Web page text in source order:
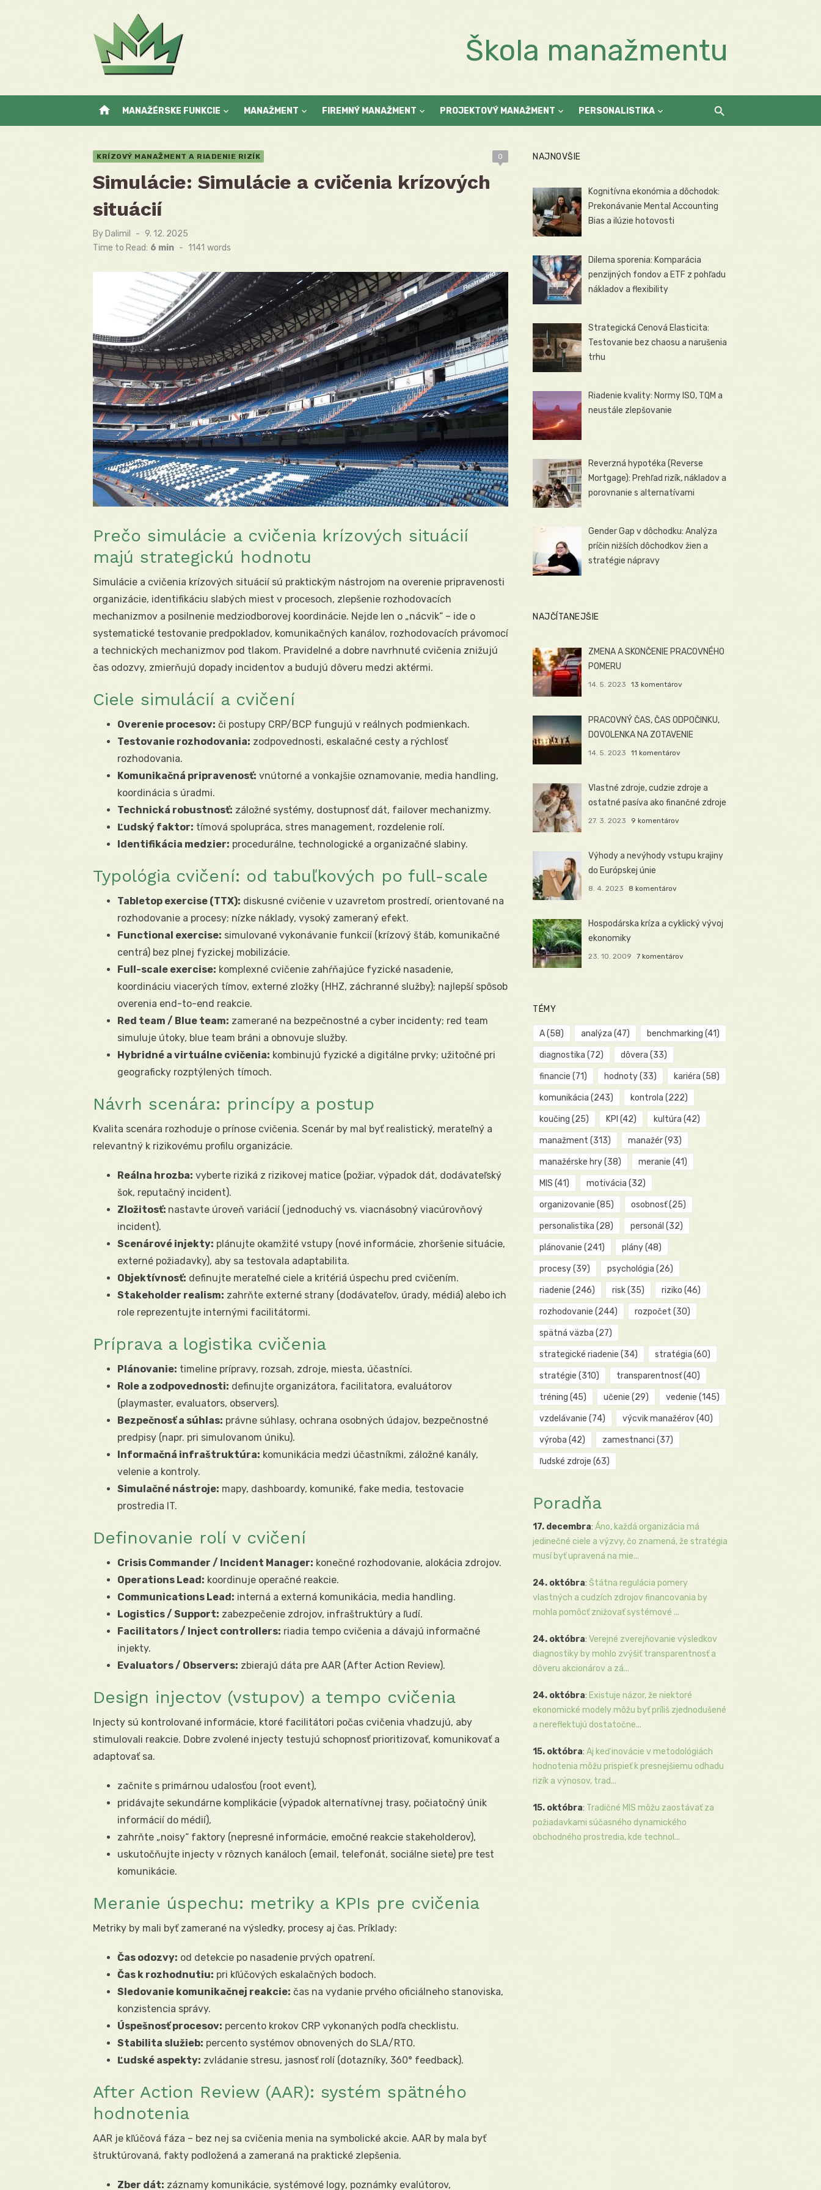
Škola manažmentu
home MANAŽÉRSKE FUNKCIE MANAŽMENT FIREMNÝ MANAŽMENT PROJEKTOVÝ MANAŽMENT PERSONALISTIKA
KRÍZOVÝ MANAŽMENT A RIADENIE RIZÍK 0
Simulácie: Simulácie a cvičenia krízových
situácií
By Dalimil
Posted
on
9. 12. 2025
Time to Read: 6 min - 1141 words
Prečo simulácie a cvičenia krízových situácií
majú strategickú hodnotu
Simulácie a cvičenia krízových situácií sú praktickým nástrojom na overenie pripravenosti
organizácie, identifikáciu slabých miest v procesoch, zlepšenie rozhodovacích
mechanizmov a posilnenie medziodborovej koordinácie. Nejde len o „nácvik“ – ide o
systematické testovanie predpokladov, komunikačných kanálov, rozhodovacích právomocí
a technických mechanizmov pod tlakom. Pravidelné a dobre navrhnuté cvičenia znižujú
čas odozvy, zmierňujú dopady incidentov a budujú dôveru medzi aktérmi.
Ciele simulácií a cvičení
Overenie procesov: či postupy CRP/BCP fungujú v reálnych podmienkach.
Testovanie rozhodovania: zodpovednosti, eskalačné cesty a rýchlosť
rozhodovania.
Komunikačná pripravenosť: vnútorné a vonkajšie oznamovanie, media handling,
koordinácia s úradmi.
Technická robustnosť: záložné systémy, dostupnosť dát, failover mechanizmy.
Ľudský faktor: tímová spolupráca, stres management, rozdelenie rolí.
Identifikácia medzier: procedurálne, technologické a organizačné slabiny.
Typológia cvičení: od tabuľkových po full-scale
Tabletop exercise (TTX): diskusné cvičenie v uzavretom prostredí, orientované na
rozhodovanie a procesy; nízke náklady, vysoký zameraný efekt.
Functional exercise: simulované vykonávanie funkcií (krízový štáb, komunikačné
centrá) bez plnej fyzickej mobilizácie.
Full-scale exercise: komplexné cvičenie zahŕňajúce fyzické nasadenie,
koordináciu viacerých tímov, externé zložky (HHZ, záchranné služby); najlepší spôsob
overenia end-to-end reakcie.
Red team / Blue team: zamerané na bezpečnostné a cyber incidenty; red team
simuluje útoky, blue team bráni a obnovuje služby.
Hybridné a virtuálne cvičenia: kombinujú fyzické a digitálne prvky; užitočné pri
geograficky rozptýlených tímoch.
Návrh scenára: princípy a postup
Kvalita scenára rozhoduje o prínose cvičenia. Scenár by mal byť realistický, merateľný a
relevantný k rizikovému profilu organizácie.
Reálna hrozba: vyberte riziká z rizikovej matice (požiar, výpadok dát, dodávateľský
šok, reputačný incident).
Zložitosť: nastavte úroveň variácií (jednoduchý vs. viacnásobný viacúrovňový
incident).
Scenárové injekty: plánujte okamžité vstupy (nové informácie, zhoršenie situácie,
externé požiadavky), aby sa testovala adaptabilita.
Objektívnosť: definujte merateľné ciele a kritériá úspechu pred cvičením.
Stakeholder realism: zahrňte externé strany (dodávateľov, úrady, médiá) alebo ich
role reprezentujte internými facilitátormi.
Príprava a logistika cvičenia
Plánovanie: timeline prípravy, rozsah, zdroje, miesta, účastníci.
Role a zodpovednosti: definujte organizátora, facilitatora, evaluátorov
(playmaster, evaluators, observers).
Bezpečnosť a súhlas: právne súhlasy, ochrana osobných údajov, bezpečnostné
predpisy (napr. pri simulovanom úniku).
Informačná infraštruktúra: komunikácia medzi účastníkmi, záložné kanály,
velenie a kontroly.
Simulačné nástroje: mapy, dashboardy, komuniké, fake media, testovacie
prostredia IT.
Definovanie rolí v cvičení
Crisis Commander / Incident Manager: konečné rozhodovanie, alokácia zdrojov.
Operations Lead: koordinuje operačné reakcie.
Communications Lead: interná a externá komunikácia, media handling.
Logistics / Support: zabezpečenie zdrojov, infraštruktúry a ľudí.
Facilitators / Inject controllers: riadia tempo cvičenia a dávajú informačné
injekty.
Evaluators / Observers: zbierajú dáta pre AAR (After Action Review).
Design injectov (vstupov) a tempo cvičenia
Injecty sú kontrolované informácie, ktoré facilitátori počas cvičenia vhadzujú, aby
stimulovali reakcie. Dobre zvolené injecty testujú schopnosť prioritizovať, komunikovať a
adaptovať sa.
začnite s primárnou udalosťou (root event),
pridávajte sekundárne komplikácie (výpadok alternatívnej trasy, počiatočný únik
informácií do médií),
zahrňte „noisy“ faktory (nepresné informácie, emočné reakcie stakeholderov),
uskutočňujte injecty v rôznych kanáloch (email, telefonát, sociálne siete) pre test
komunikácie.
Meranie úspechu: metriky a KPIs pre cvičenia
Metriky by mali byť zamerané na výsledky, procesy aj čas. Príklady:
Čas odozvy: od detekcie po nasadenie prvých opatrení.
Čas k rozhodnutiu: pri kľúčových eskalačných bodoch.
Sledovanie komunikačnej reakcie: čas na vydanie prvého oficiálneho stanoviska,
konzistencia správy.
Úspešnosť procesov: percento krokov CRP vykonaných podľa checklistu.
Stabilita služieb: percento systémov obnovených do SLA/RTO.
Ľudské aspekty: zvládanie stresu, jasnosť rolí (dotazníky, 360° feedback).
After Action Review (AAR): systém spätného
hodnotenia
AAR je kľúčová fáza – bez nej sa cvičenia menia na symbolické akcie. AAR by mala byť
štruktúrovaná, fakty podložená a zameraná na praktické zlepšenia.
Zber dát: záznamy komunikácie, systémové logy, poznámky evalútorov,
NAJNOVŠIE
Kognitívna ekonómia a dôchodok:
Prekonávanie Mental Accounting
Bias a ilúzie hotovosti
Dilema sporenia: Komparácia
penzijných fondov a ETF z pohľadu
nákladov a flexibility
Strategická Cenová Elasticita:
Testovanie bez chaosu a narušenia
trhu
Riadenie kvality: Normy ISO, TQM a
neustále zlepšovanie
Reverzná hypotéka (Reverse
Mortgage): Prehľad rizík, nákladov a
porovnanie s alternatívami
Gender Gap v dôchodku: Analýza
príčin nižších dôchodkov žien a
stratégie nápravy
NAJČÍTANEJŠIE
ZMENA A SKONČENIE PRACOVNÉHO
POMERU
14. 5. 2023 13 komentárov
PRACOVNÝ ČAS, ČAS ODPOČINKU,
DOVOLENKA NA ZOTAVENIE
14. 5. 2023 11 komentárov
Vlastné zdroje, cudzie zdroje a
ostatné pasíva ako finančné zdroje
27. 3. 2023 9 komentárov
Výhody a nevýhody vstupu krajiny
do Európskej únie
8. 4. 2023 8 komentárov
Hospodárska kríza a cyklický vývoj
ekonomiky
23. 10. 2009 7 komentárov
TÉMY
A(58) analýza (47) benchmarking (41)
diagnostika (72) dôvera (33)
financie (71) hodnoty(33) kariéra (58)
komunikácia (243) kontrola (222)
koučing (25) KPI (42) kultúra (42)
manažment (313) manažér(93)
manažérske hry(38) meranie (41)
MIS (41) motivácia (32)
organizovanie (85) osobnosť(25)
personalistika (28) personál (32)
plánovanie (241) plány(48)
procesy(39) psychológia (26)
riadenie (246) risk(35) riziko (46)
rozhodovanie (244) rozpočet (30)
spätná väzba (27)
strategické riadenie (34) stratégia (60)
stratégie (310) transparentnosť(40)
tréning (45) učenie (29) vedenie (145)
vzdelávanie (74) výcvik manažérov(40)
výroba (42) zamestnanci (37)
ľudské zdroje (63)
Poradňa
17. decembra: Áno, každá organizácia má
jedinečné ciele a výzvy, čo znamená, že stratégia
musí byť upravená na mie...
24. októbra: Štátna regulácia pomery
vlastných a cudzích zdrojov financovania by
mohla pomôcť znižovať systémové ...
24. októbra: Verejné zverejňovanie výsledkov
diagnostiky by mohlo zvýšiť transparentnosť a
dôveru akcionárov a zá...
24. októbra: Existuje názor, že niektoré
ekonomické modely môžu byť príliš zjednodušené
a nereflektujú dostatočne...
15. októbra: Aj keď inovácie v metodológiách
hodnotenia môžu prispieť k presnejšiemu odhadu
rizík a výnosov, trad...
15. októbra: Tradičné MIS môžu zaostávať za
požiadavkami súčasného dynamického
obchodného prostredia, kde technol...